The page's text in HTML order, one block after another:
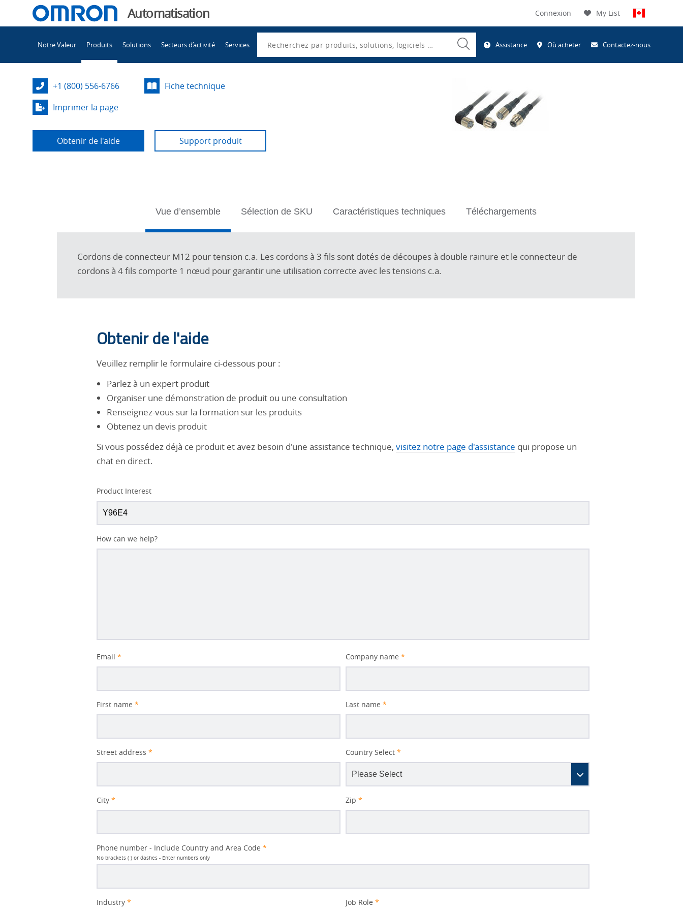
the
Ensembles
Automatisation Connexion My List
Navigation
Notre Valeur Produits Solutions Secteurs d’activité Services
Search
Submit
Search Assistance Où acheter Contactez-nous
Ensembles
cordons
connecteur c.a. Y96E4
+1 (800) 556-6766
Fiche technique
Imprimer la page
Obtenir de l'aide Support produit
Vue d’ensemble Sélection de SKU Caractéristiques techniques Téléchargements
Cordons de connecteur M12 pour tension c.a. Les cordons à 3 fils sont dotés de découpes à double rainure et le connecteur de
cordons à 4 fils comporte 1 nœud pour garantir une utilisation correcte avec les tensions c.a.
Obtenir de l'aide
Veuillez remplir le formulaire ci-dessous pour :
Parlez à un expert produit
Organiser une démonstration de produit ou une consultation
Renseignez-vous sur la formation sur les produits
Obtenez un devis produit
Si vous possédez déjà ce produit et avez besoin d'une assistance technique, visitez notre page d'assistance qui propose un
chat en direct.
Product Interest
How can we help?
Email * Company name *
First name * Last name *
Street address * Country Select *
City * Zip *
Phone number - Include Country and Area Code *
No brackets ( ) or dashes - Enter numbers only
Industry * Job Role *